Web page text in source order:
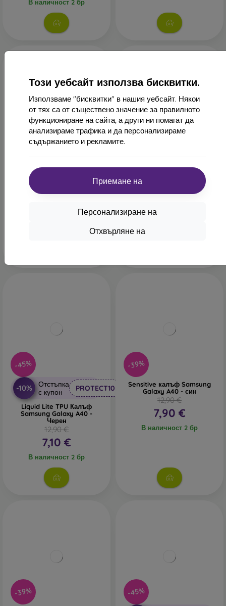
Този уебсайт използва бисквитки.
Използваме "бисквитки" в нашия уебсайт. Някои
от тях са от съществено значение за правилното
функциониране на сайта, а други ни помагат да
анализираме трафика и да персонализираме
съдържанието и рекламите.
Приемане на
Персонализиране на
Отхвърляне на
В наличност 2 бр
-58%
Fancy Книжовен калъф за
Samsung Galaxy A40 -
Черен
Последен брой в наличност
-45%
Luna карбонов калъф
Samsung Galaxy A40 - син
12,90 €
7,10 €
-45%
-10%
Отстъпка
с купон
PROTECT10
Liquid Lite TPU Калъф
Samsung Galaxy A40 -
Черен
12,90 €
7,10 €
В наличност 2 бр
-39%
Sensitive калъф Samsung
Galaxy A40 - син
12,90 €
7,90 €
В наличност 2 бр
-39% -45%